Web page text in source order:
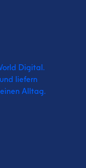
Digital.
liefern
Alltag.